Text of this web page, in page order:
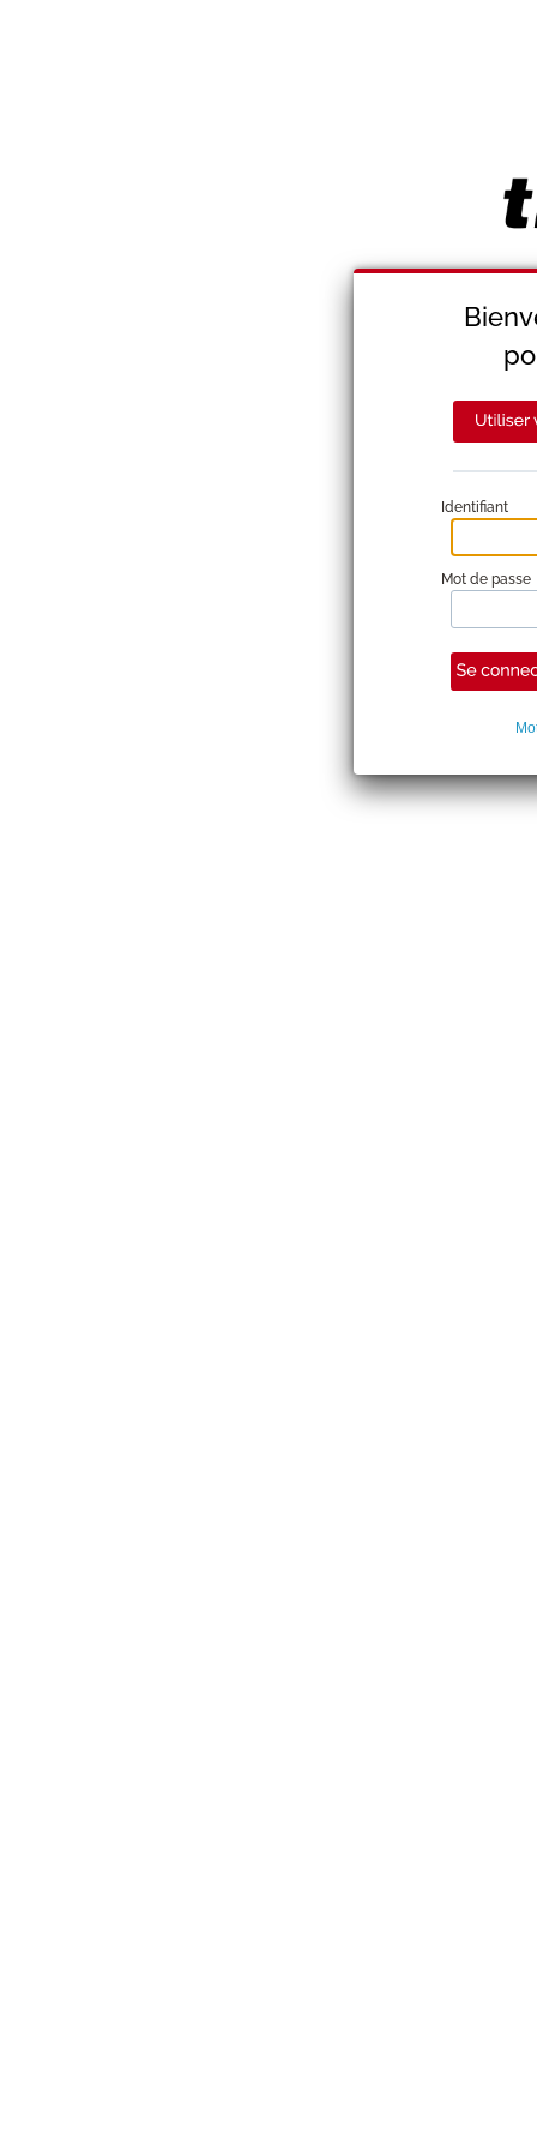
Identifiant
Mot de passe